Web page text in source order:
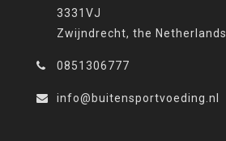
3331VJ
Zwijndrecht, the Netherlands
0851306777
info@buitensportvoeding.nl